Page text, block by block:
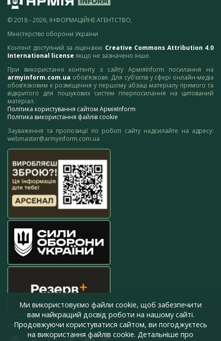
© 2018 - 2026, ІНФОРМАЦІЙНЕ АГЕНТСТВО,
Міністерство оборони України
Контент доступний за ліцензією Creative Commons Attribution 4.0
International license якщо не зазначено інше.
При використанні контенту з сайту АрміяInform посилання на
armyinform.com.ua обов’язкове. Для суб’єктів у сфері онлайн-медіа
обов’язковим є розміщення у першому абзаці матеріалу прямого та
відкритого для пошукових систем гіперпосилання на цитований
матеріал.
Політика користування сайтом АрміяInform
Політика використання файлів cookie
Зауваження та пропозиції по роботі сайту надсилайте на адресу:
webmaster@armyinform.com.ua
press@armyinform.com.ua
Ми використовуємо файли cookie, щоб забезпечити
вам найкращий досвід роботи на нашому сайті.
Продовжуючи користуватися сайтом, ви погоджуєтесь
на використання файлів cookie. Детальніше про